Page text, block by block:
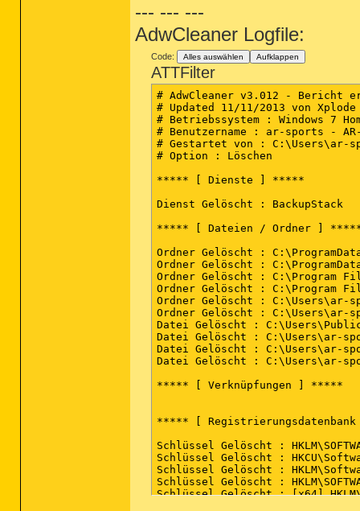
Schlüssel Gelöscht :
Schlüssel Gelöscht :
Schlüssel Gelöscht :
Schlüssel Gelöscht :
Schlüssel Gelöscht :
Schlüssel Gelöscht :
Schlüssel Gelöscht :
Schlüssel Gelöscht :
Schlüssel Gelöscht :
Schlüssel Gelöscht :
Schlüssel Gelöscht :
Schlüssel Gelöscht :
Wert Gelöscht :
Schlüssel Gelöscht :
Schlüssel Gelöscht :
Schlüssel Gelöscht :
Schlüssel Gelöscht :
Schlüssel Gelöscht :
Schlüssel Gelöscht :
Schlüssel Gelöscht :
Schlüssel Gelöscht :
Schlüssel Gelöscht :
Schlüssel Gelöscht :
Schlüssel Gelöscht :
Schlüssel Gelöscht :
Schlüssel Gelöscht :
Schlüssel Gelöscht :
Schlüssel Gelöscht :
Schlüssel Gelöscht :
Schlüssel Gelöscht :
Wert Gelöscht :
Schlüssel Gelöscht : [x64]
Schlüssel Gelöscht : [x64]
Schlüssel Gelöscht : [x64]
Schlüssel Gelöscht :
Schlüssel Gelöscht :
Schlüssel Gelöscht :
Schlüssel Gelöscht :
--- --- ---
AdwCleaner Logfile:
Code: Alles auswählen Aufklappen
ATTFilter
# AdwCleaner v3.012 - Bericht
# Updated 11/11/2013 von Xplode
# Betriebssystem : Windows 7
# Benutzername : ar-sports - AR-
# Gestartet von : C:\Users\ar-
# Option : Löschen
***** [ Dienste ] *****
Dienst Gelöscht : BackupStack
***** [ Dateien / Ordner ]
Ordner Gelöscht :
Ordner Gelöscht :
Ordner Gelöscht : C:\Program
Ordner Gelöscht : C:\Program
Ordner Gelöscht : C:\Users\ar-
Ordner Gelöscht : C:\Users\ar-
Datei Gelöscht :
Datei Gelöscht : C:\Users\ar-
Datei Gelöscht : C:\Users\ar-
Datei Gelöscht : C:\Users\ar-
***** [ Verknüpfungen ] *****
***** [
Schlüssel Gelöscht :
Schlüssel Gelöscht :
Schlüssel Gelöscht :
Schlüssel Gelöscht :
Schlüssel Gelöscht : [x64]